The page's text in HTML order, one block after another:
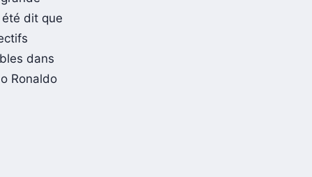
dit que
dans
Ronaldo